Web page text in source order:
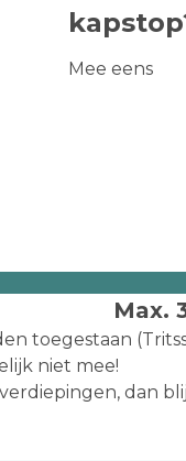
Mee eens
Max.
toegestaan
niet mee!
dan